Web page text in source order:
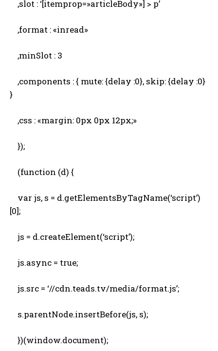
,slot : ‘[itemprop=»articleBody»] > p’
,format : «inread»
,minSlot : 3
,components : { mute: {delay :0}, skip: {delay :0}
}
,css : «margin: 0px 0px 12px;»
});
(function (d) {
var js, s = d.getElementsByTagName(‘script’)
[0];
js = d.createElement(‘script’);
js.async = true;
js.src = ‘//cdn.teads.tv/media/format.js’;
s.parentNode.insertBefore(js, s);
})(window.document);